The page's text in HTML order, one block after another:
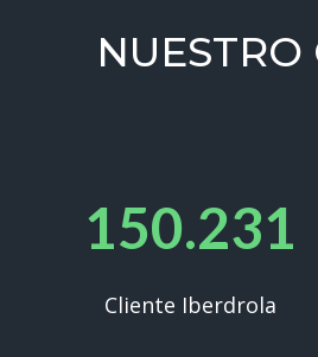
150.231
Cliente Iberdrola